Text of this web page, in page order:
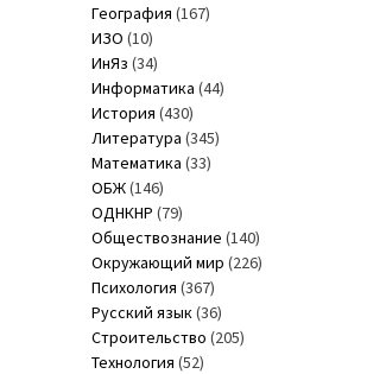
География (167)
ИЗО (10)
ИнЯз (34)
Информатика (44)
История (430)
Литература (345)
Математика (33)
ОБЖ(146)
ОДНКНР (79)
Обществознание (140)
Окружающий мир (226)
Психология (367)
Русский язык(36)
Строительство (205)
Технология (52)